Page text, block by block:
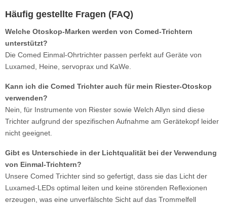
Häufig gestellte Fragen (FAQ)
Welche Otoskop-Marken werden von Comed-Trichtern
unterstützt?
Die Comed Einmal-Ohrtrichter passen perfekt auf Geräte von
Luxamed, Heine, servoprax und KaWe.
Kann ich die Comed Trichter auch für mein Riester-Otoskop
verwenden?
Nein, für Instrumente von Riester sowie Welch Allyn sind diese
Trichter aufgrund der spezifischen Aufnahme am Gerätekopf leider
nicht geeignet.
Gibt es Unterschiede in der Lichtqualität bei der Verwendung
von Einmal-Trichtern?
Unsere Comed Trichter sind so gefertigt, dass sie das Licht der
Luxamed-LEDs optimal leiten und keine störenden Reflexionen
erzeugen, was eine unverfälschte Sicht auf das Trommelfell